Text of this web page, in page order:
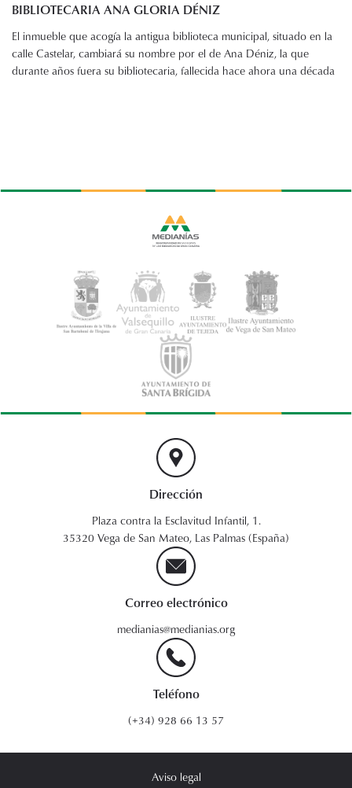
BIBLIOTECARIA ANA GLORIA DÉNIZ
El inmueble que acogía la antigua biblioteca municipal, situado en la
calle Castelar, cambiará su nombre por el de Ana Déniz, la que
durante años fuera su bibliotecaria, fallecida hace ahora una década
Dirección
Plaza contra la Esclavitud Infantil, 1.
35320 Vega de San Mateo, Las Palmas (España)
Correo electrónico
medianias@medianias.org
Teléfono
(+34) 928 66 13 57
Aviso legal